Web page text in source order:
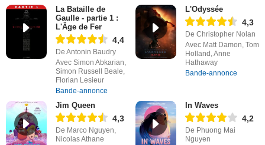
La Bataille de
Gaulle - partie 1 :
L'Âge de Fer
4,4
De Antonin Baudry
Avec Simon Abkarian,
Simon Russell Beale,
Florian Lesieur
Bande-annonce
L'Odyssée
4,3
De Christopher Nolan
Avec Matt Damon, Tom
Holland, Anne
Hathaway
Bande-annonce
Jim Queen
4,3
De Marco Nguyen,
Nicolas Athane
In Waves
4,2
De Phuong Mai
Nguyen